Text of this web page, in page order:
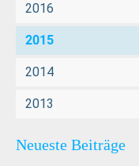
2016
2015
2014
2013
Neueste Beiträge